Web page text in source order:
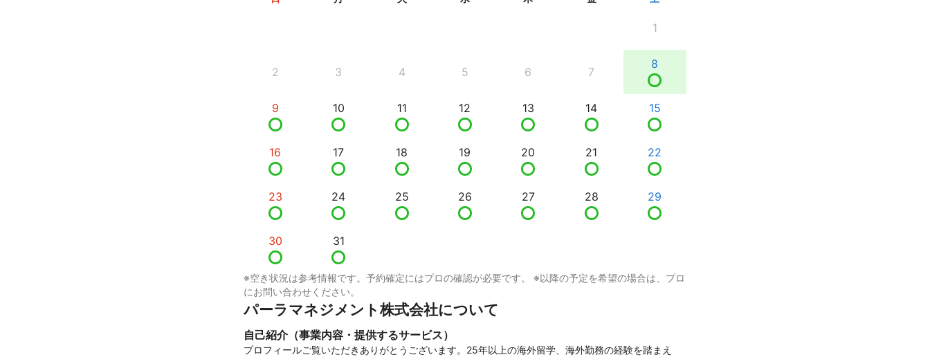
1
2 3 4 5 6 7
8
9 10 11 12 13 14 15
16 17 18 19 20 21 22
23 24 25 26 27 28 29
30 31
※空き状況は参考情報です。予約確定にはプロの確認が必要です。 ※以降の予定を希望の場合は、プロ
にお問い合わせください。
パーラマネジメント株式会社について
自己紹介（事業内容・提供するサービス）
プロフィールご覧いただきありがとうございます。25年以上の海外留学、海外勤務の経験を踏まえ